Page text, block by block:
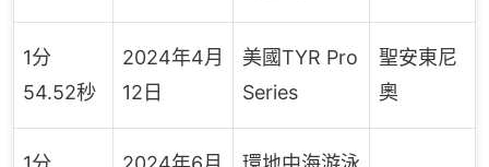
1分
54.52秒
2024年4月
12日
美國TYR Pro
Series
聖安東尼
奧